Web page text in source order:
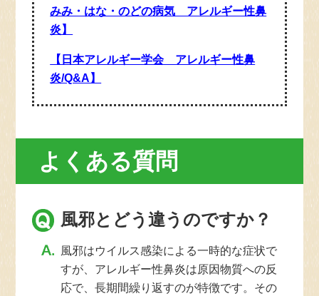
みみ・はな・のどの病気 アレルギー性鼻
炎】
【日本アレルギー学会 アレルギー性鼻
炎/Q&A】
よくある質問
風邪とどう違うのですか？
風邪はウイルス感染による一時的な症状で
すが、アレルギー性鼻炎は原因物質への反
応で、長期間繰り返すのが特徴です。その